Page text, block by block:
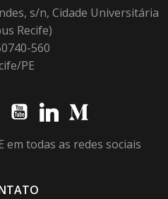
s/n, Cidade Universitária
Recife)
560
PE
em todas as redes sociais